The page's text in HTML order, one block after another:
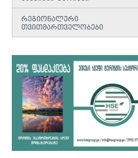
რეგიონალური
თვითმართველობები